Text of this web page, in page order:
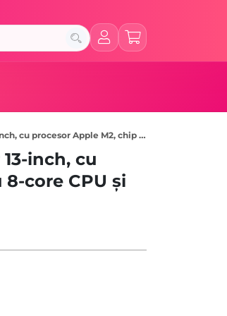
cu 8-core CPU și 8-core GPU, 8GB, 256GB SSD, Silver
inch, cu
core CPU și